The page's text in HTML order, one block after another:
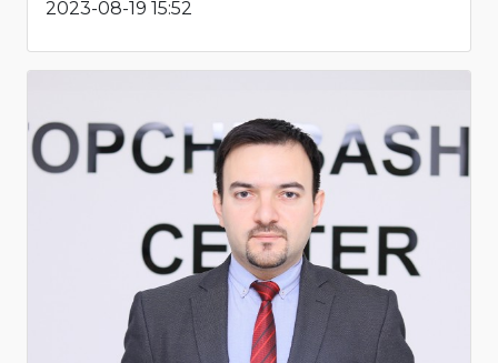
2023-08-19 15:52